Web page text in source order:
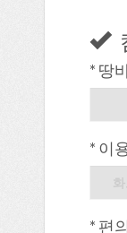
* 땅
* 이
* 편